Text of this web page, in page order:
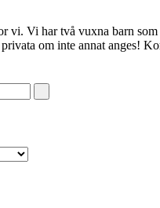
vi. Vi har två vuxna barn
om inte annat anges!